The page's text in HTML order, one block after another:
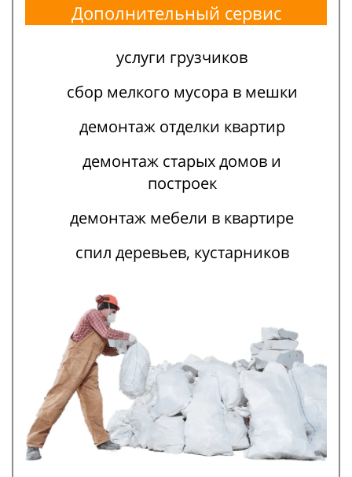
Дополнительный сервис
услуги грузчиков
сбор мелкого мусора в мешки
демонтаж отделки квартир
демонтаж старых домов и
построек
демонтаж мебели в квартире
спил деревьев, кустарников